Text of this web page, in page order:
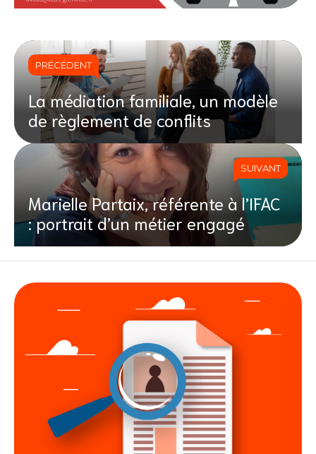
PRÉCÉDENT
La médiation familiale, un modèle
de règlement de conflits
SUIVANT
Marielle Partaix, référente à l’IFAC
: portrait d’un métier engagé